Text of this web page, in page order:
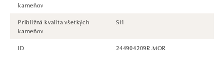
kameňov
Približná kvalita všetkých
kameňov
SI1
ID 244904209R.MOR